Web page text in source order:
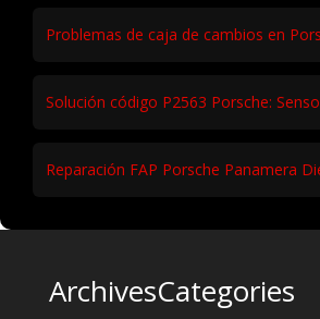
Problemas de caja de cambios en
Solución código P2563 Porsche:
Reparación FAP Porsche Panamera
ArchivesCategories